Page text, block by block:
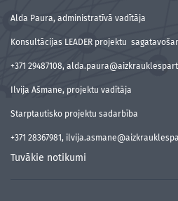
Alda Paura, administratīvā vadītāja
Konsultācijas LEADER projektu
+371 29487108,
Ilvija Ašmane, projektu vadītāja
Starptautisko projektu sadarbība
+371 28367981,
Tuvākie notikumi